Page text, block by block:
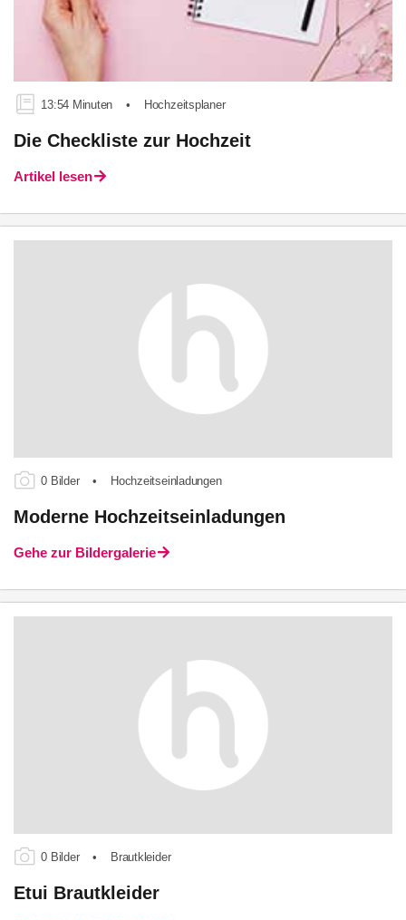
13:54 Minuten • Hochzeitsplaner
Die Checkliste zur Hochzeit
Artikel lesen
0 Bilder • Hochzeitseinladungen
Moderne Hochzeitseinladungen
Gehe zur Bildergalerie
0 Bilder • Brautkleider
Etui Brautkleider